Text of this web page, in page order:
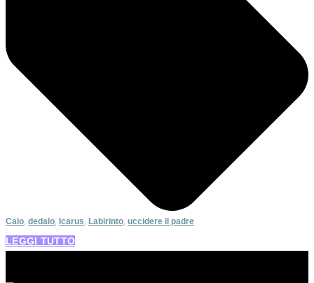
Calo dedalo Icarus Labirinto uccidere il padre
LEGGI TUTTO